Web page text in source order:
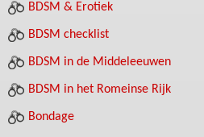
BDSM & Erotiek
BDSM checklist
BDSM in de Middeleeuwen
BDSM in het Romeinse Rijk
Bondage